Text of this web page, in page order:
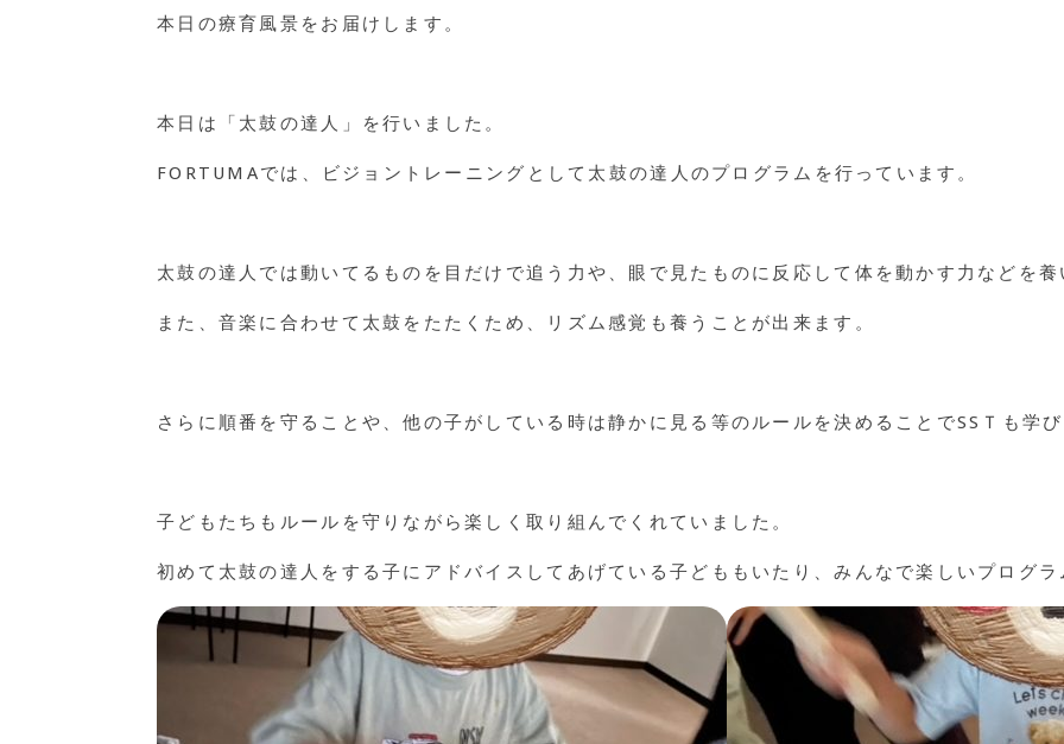
本日の療育風景をお届けします。
本日は「太鼓の達人」を行いました。
FORTUMAでは、ビジョントレーニングとして太鼓の達人のプログラムを行っています。
太鼓の達人では動いてるものを目だけで追う力や、眼で見たものに反応して体を動かす力などを
また、音楽に合わせて太鼓をたたくため、リズム感覚も養うことが出来ます。
さらに順番を守ることや、他の子がしている時は静かに見る等のルールを決めることでSSＴも学
子どもたちもルールを守りながら楽しく取り組んでくれていました。
初めて太鼓の達人をする子にアドバイスしてあげている子どももいたり、みんなで楽しいプログ